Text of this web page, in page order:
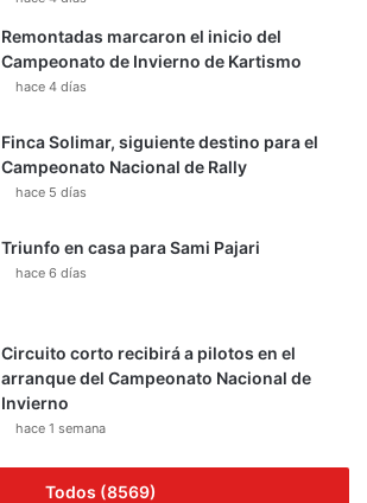
Remontadas marcaron el inicio del
Campeonato de Invierno de Kartismo
hace 4 días
Finca Solimar, siguiente destino para el
Campeonato Nacional de Rally
hace 5 días
Triunfo en casa para Sami Pajari
hace 6 días
Circuito corto recibirá a pilotos en el
arranque del Campeonato Nacional de
Invierno
hace 1 semana
Todos (8569)